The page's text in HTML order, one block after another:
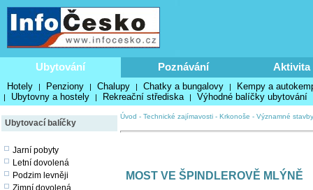
Ubytování Poznávání Aktivita
Hotely | Penziony | Chalupy | Chatky a bungalovy | Kempy a
| Ubytovny a hostely | Rekreační střediska | Výhodné balíčky ubytování
Ubytovací balíčky
Jarní pobyty
Letní dovolená
Podzim levněji
Zimní dovolená
Úvod - Technické zajímavosti - Krkonoše - Významné stavby
MOST VE ŠPINDLEROVĚ MLÝNĚ